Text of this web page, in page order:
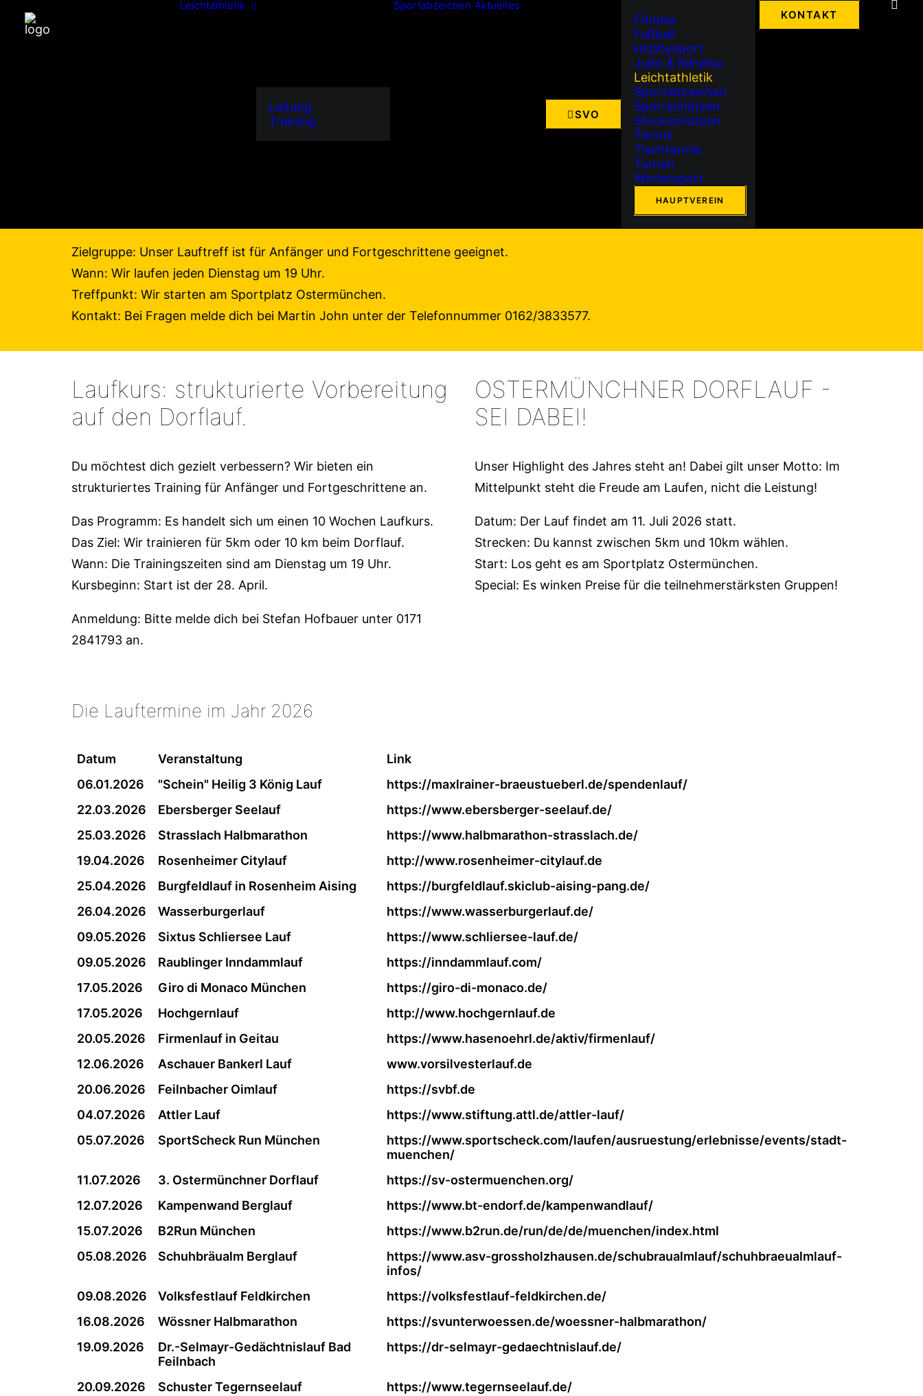
Leichtathletik
Leitung
Training
Sportabzeichen Aktuelles
SVO
Fitness
Fußball
Hobbysport
Judo & Kenjitsu
Leichtathletik
Sportabzeichen
Sportschützen
Stockschützen
Tennis
Tischtennis
Turnen
Wintersport
HAUPTVEREIN
KONTAKT
Offener Lauftreff: Beim SVO läuft’s. Bei uns sind alle willkommen, die Lust aufs gemeinsame Laufen haben.
Zielgruppe: Unser Lauftreff ist für Anfänger und Fortgeschrittene geeignet.
Wann: Wir laufen jeden Dienstag um 19 Uhr.
Treffpunkt: Wir starten am Sportplatz Ostermünchen.
Kontakt: Bei Fragen melde dich bei Martin John unter der Telefonnummer 0162/3833577.
Laufkurs: strukturierte Vorbereitung
auf den Dorflauf.
Du möchtest dich gezielt verbessern? Wir bieten ein
strukturiertes Training für Anfänger und Fortgeschrittene an.
Das Programm: Es handelt sich um einen 10 Wochen Laufkurs.
Das Ziel: Wir trainieren für 5km oder 10 km beim Dorflauf.
Wann: Die Trainingszeiten sind am Dienstag um 19 Uhr.
Kursbeginn: Start ist der 28. April.
Anmeldung: Bitte melde dich bei Stefan Hofbauer unter 0171
2841793 an.
OSTERMÜNCHNER DORFLAUF -
SEI DABEI!
Unser Highlight des Jahres steht an! Dabei gilt unser Motto: Im
Mittelpunkt steht die Freude am Laufen, nicht die Leistung!
Datum: Der Lauf findet am 11. Juli 2026 statt.
Strecken: Du kannst zwischen 5km und 10km wählen.
Start: Los geht es am Sportplatz Ostermünchen.
Special: Es winken Preise für die teilnehmerstärksten Gruppen!
Die Lauftermine im Jahr 2026
Datum Veranstaltung
Link
06.01.2026
"Schein" Heilig 3 König Lauf
https://maxlrainer-braeustueberl.de/spendenlauf/
22.03.2026
Ebersberger Seelauf
https://www.ebersberger-seelauf.de/
25.03.2026
Strasslach Halbmarathon
https://www.halbmarathon-strasslach.de/
19.04.2026
Rosenheimer Citylauf
http://www.rosenheimer-citylauf.de
25.04.2026
Burgfeldlauf in Rosenheim Aising
https://burgfeldlauf.skiclub-aising-pang.de/
26.04.2026
Wasserburgerlauf
https://www.wasserburgerlauf.de/
09.05.2026
Sixtus Schliersee Lauf
https://www.schliersee-lauf.de/
09.05.2026
Raublinger Inndammlauf
https://inndammlauf.com/
17.05.2026
Giro di Monaco München
https://giro-di-monaco.de/
17.05.2026
Hochgernlauf
http://www.hochgernlauf.de
20.05.2026
Firmenlauf in Geitau
https://www.hasenoehrl.de/aktiv/firmenlauf/
12.06.2026
Aschauer Bankerl Lauf
www.vorsilvesterlauf.de
20.06.2026
Feilnbacher Oimlauf
https://svbf.de
04.07.2026
Attler Lauf
https://www.stiftung.attl.de/attler-lauf/
05.07.2026
SportScheck Run München
https://www.sportscheck.com/laufen/ausruestung/erlebnisse/events/stadt-
muenchen/
11.07.2026
3. Ostermünchner Dorflauf
https://sv-ostermuenchen.org/
12.07.2026
Kampenwand Berglauf
https://www.bt-endorf.de/kampenwandlauf/
15.07.2026
B2Run München
https://www.b2run.de/run/de/de/muenchen/index.html
05.08.2026
Schuhbräualm Berglauf
https://www.asv-grossholzhausen.de/schubraualmlauf/schuhbraeualmlauf-
infos/
09.08.2026
Volksfestlauf Feldkirchen
https://volksfestlauf-feldkirchen.de/
16.08.2026
Wössner Halbmarathon
https://svunterwoessen.de/woessner-halbmarathon/
19.09.2026
Dr.-Selmayr-Gedächtnislauf Bad
Feilnbach
https://dr-selmayr-gedaechtnislauf.de/
20.09.2026 Schuster Tegernseelauf
https://www.tegernseelauf.de/